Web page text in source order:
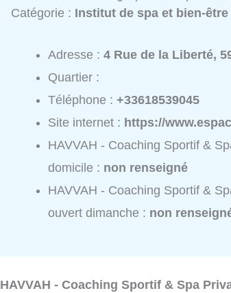
Catégorie : Institut de spa et bien-être
Adresse :4 Rue de la Liberté,
Quartier :
Téléphone :+33618539045
Site internet : https://
HAVVAH - Coaching Sportif &
domicile : non renseigné
HAVVAH - Coaching Sportif &
ouvert dimanche : non
HAVVAH - Coaching Sportif & Spa